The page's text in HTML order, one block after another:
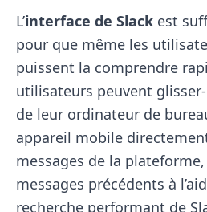
L’interface de Slack est
pour que même les
puissent la comprendre
utilisateurs peuvent
de leur ordinateur de
appareil mobile
messages de la
messages précédents à
recherche performant de